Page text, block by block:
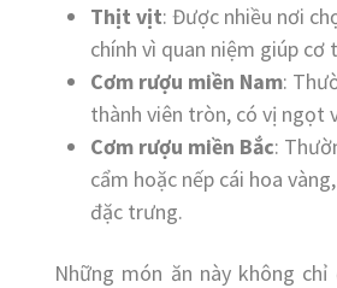
Thịt vịt: Được nhiều nơi
chính vì quan niệm giúp cơ
Cơm rượu miền Nam:
thành viên tròn, có vị ngọt
Cơm rượu miền Bắc:
cẩm hoặc nếp cái hoa
đặc trưng.
Những món ăn này không